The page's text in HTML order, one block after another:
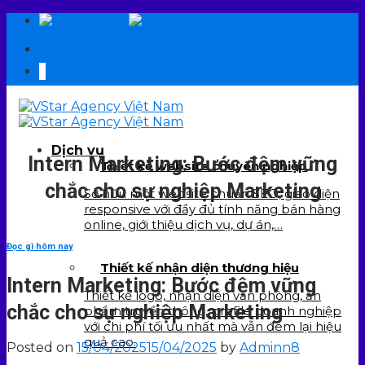
Skip
content
Dịch vụ
Thiết kế website chuyên nghiệp
Sở hữu một website chuẩn SEO, giao diện
responsive với đầy đủ tính năng bán hàng
online, giới thiệu dịch vụ, dự án,…
Thiết kế nhận diện thương hiệu
Thiết kế logo, nhận diện văn phòng, ấn
phẩm truyền thông, profile doanh nghiệp
với chi phí tối ưu nhất mà vẫn đem lại hiệu
quả cao.
Intern Marketing: Bước đệm vững
chắc cho sự nghiệp Marketing
Đọc gì hôm nay
Intern Marketing: Bước đệm vững
chắc cho sự nghiệp Marketing
Posted on 15/04/202515/04/2025 by Adminn8